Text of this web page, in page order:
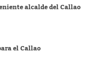
alcalde del Callao
el Callao